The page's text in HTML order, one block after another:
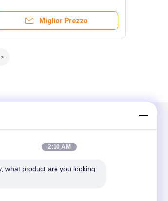
Miglior Prezzo
2:10 AM
what product are you looking